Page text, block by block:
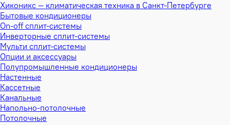
Хиконикс — климатическая техника в Санкт-Петербурге
Бытовые кондиционеры
On-off сплит-системы
Инверторные сплит-системы
Мульти сплит-системы
Опции и аксессуары
Полупромышленные кондиционеры
Настенные
Кассетные
Канальные
Напольно-потолочные
Потолочные